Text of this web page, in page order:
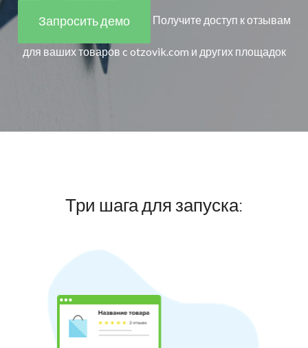
Запросить демо Получите доступ к отзывам
для ваших товаров c otzovik.com и других площадок
Три шага для запуска: